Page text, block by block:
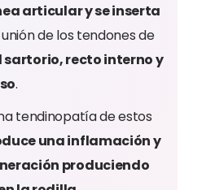
articular y se inserta
unión de los tendones de
sartorio, recto interno y
.
tendinopatía de estos
una inflamación y
produciendo